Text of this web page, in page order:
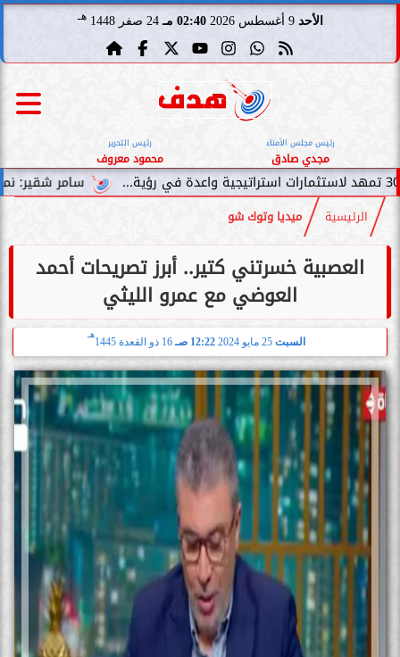
الأحد 9 أغسطس 2026 02:40 مـ 24 صفر 1448 هـ
رئيس مجلس الأمناء
مجدي صادق
رئيس التحرير
محمود معروف
سامر شقير: نمو صناديق
الرئيسية ميديا وتوك شو
العصبية خسرتني كتير.. أبرز تصريحات أحمد
العوضي مع عمرو الليثي
السبت 12:22 صـ 16 ذو القعدة 1445
هـ